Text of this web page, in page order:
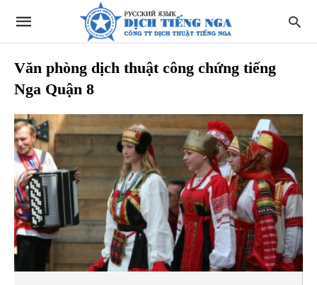
Văn phòng dịch thuật công chứng tiếng
Nga Quận 8